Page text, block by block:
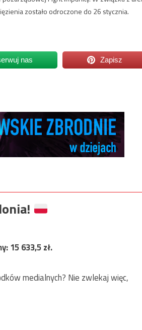
zostało odroczone do 26 stycznia.
nas Zapisz
15 633,5zł.
medialnych? Nie zwlekaj więc,